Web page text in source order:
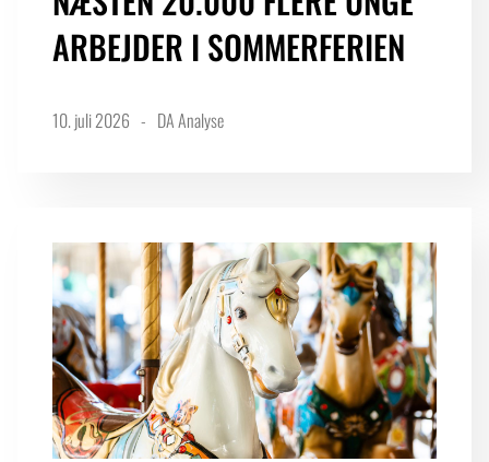
ARBEJDER I SOMMERFERIEN
10. juli 2026 DA Analyse